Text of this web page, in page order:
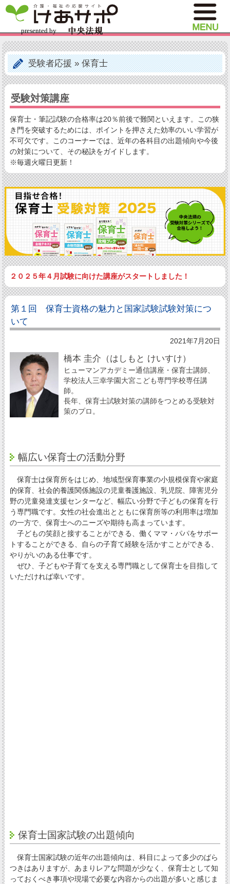
受験者応援»保育士
受験対策講座
保育士・筆記試験の合格率は20％前後で難関といえます。この狭
き門を突破するためには、ポイントを押さえた効率のいい学習が
不可欠です。このコーナーでは、近年の各科目の出題傾向や今後
の対策について、その秘訣をガイドします。
※毎週火曜日更新！
２０２５年４月試験に向けた講座がスタートしました！
第１回 保育士資格の魅力と国家試験試験対策につ
いて
2021年7月20日
橋本 圭介（はしもと けいすけ）
ヒューマンアカデミー通信講座・保育士講師、
学校法人三幸学園大宮こども専門学校専任講
師。
長年、保育士試験対策の講師をつとめる受験対
策のプロ。
幅広い保育士の活動分野
保育士は保育所をはじめ、地域型保育事業の小規模保育や家庭
的保育、社会的養護関係施設の児童養護施設、乳児院、障害児分
野の児童発達支援センターなど、幅広い分野で子どもの保育を行
う専門職です。女性の社会進出とともに保育所等の利用率は増加
の一方で、保育士へのニーズや期待も高まっています。
子どもの笑顔と接することができる、働くママ・パパをサポー
トすることができる、自らの子育て経験を活かすことができる、
やりがいのある仕事です。
ぜひ、子どもや子育てを支える専門職として保育士を目指して
いただければ幸いです。
保育士国家試験の出題傾向
保育士国家試験の近年の出題傾向は、科目によって多少のばら
つきはありますが、あまりレアな問題が少なく、保育士として知
っておくべき事項や現場で必要な内容からの出題が多いと感じま